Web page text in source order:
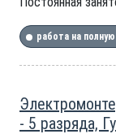
работа на
- 5 разряда,